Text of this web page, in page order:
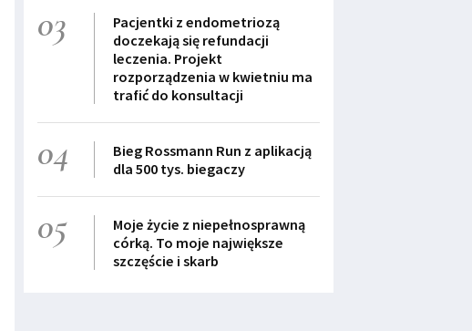
03
Pacjentki z endometriozą
doczekają się refundacji
leczenia. Projekt
rozporządzenia w kwietniu ma
trafić do konsultacji
04
Bieg Rossmann Run z aplikacją
dla 500 tys. biegaczy
05
Moje życie z niepełnosprawną
córką. To moje największe
szczęście i skarb